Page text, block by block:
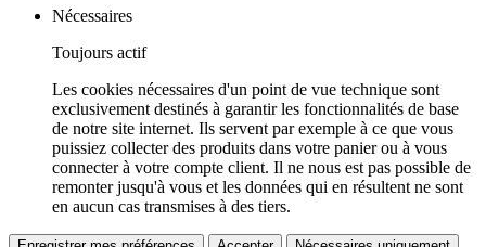
Nécessaires
Toujours actif
Les cookies nécessaires d'un point de vue technique sont
exclusivement destinés à garantir les fonctionnalités de base
de notre site internet. Ils servent par exemple à ce que vous
puissiez collecter des produits dans votre panier ou à vous
connecter à votre compte client. Il ne nous est pas possible de
remonter jusqu'à vous et les données qui en résultent ne sont
en aucun cas transmises à des tiers.